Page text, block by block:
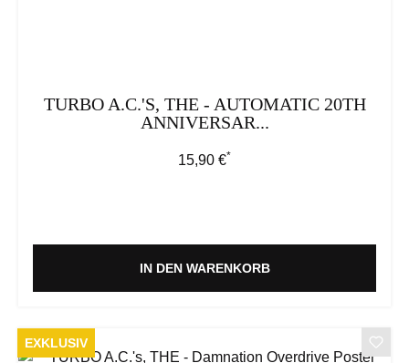
TURBO A.C.'S, THE - AUTOMATIC 20TH
ANNIVERSAR...
Regulärer Preis:
15,90 €*
IN DEN WARENKORB
EXKLUSIV